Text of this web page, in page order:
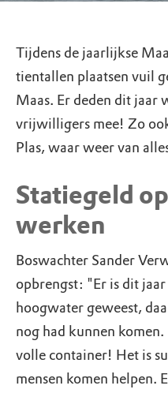
Tijdens de jaarlijkse
tientallen plaatsen vuil
Maas. Er deden dit jaar
vrijwilligers mee! Zo
Plas, waar weer van
Statiegeld
werken
Boswachter Sander
opbrengst: "Er is dit
hoogwater geweest,
nog had kunnen
volle container! Het is
mensen komen helpen.